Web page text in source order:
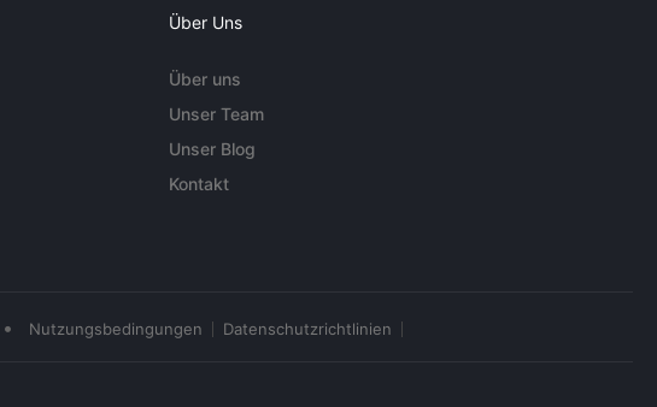
Über Uns
Über uns
Unser Team
Unser Blog
Kontakt
• Nutzungsbedingungen Datenschutzrichtlinien